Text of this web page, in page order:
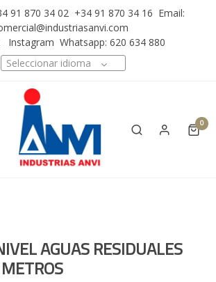
91 870 34 02 +34 91 870 34 16 Email:
Instagram Whatsapp: 620 634 880
Seleccionar idioma
0
AGUAS RESIDUALES